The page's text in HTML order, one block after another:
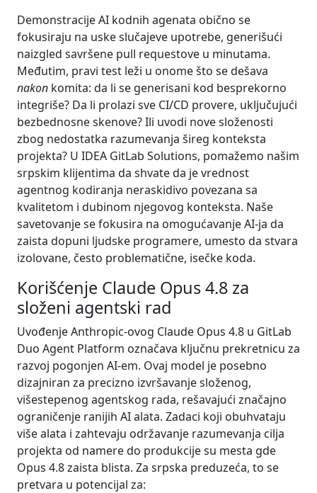
Demonstracije AI kodnih agenata obično se
fokusiraju na uske slučajeve upotrebe, generišući
naizgled savršene pull requestove u minutama.
Međutim, pravi test leži u onome što se dešava
nakon komita: da li se generisani kod besprekorno
integriše? Da li prolazi sve CI/CD provere, uključujući
bezbednosne skenove? Ili uvodi nove složenosti
zbog nedostatka razumevanja šireg konteksta
projekta? U IDEA GitLab Solutions, pomažemo našim
srpskim klijentima da shvate da je vrednost
agentnog kodiranja neraskidivo povezana sa
kvalitetom i dubinom njegovog konteksta. Naše
savetovanje se fokusira na omogućavanje AI-ja da
zaista dopuni ljudske programere, umesto da stvara
izolovane, često problematične, isečke koda.
Korišćenje Claude Opus 4.8 za
složeni agentski rad
Uvođenje Anthropic-ovog Claude Opus 4.8 u GitLab
Duo Agent Platform označava ključnu prekretnicu za
razvoj pogonjen AI-em. Ovaj model je posebno
dizajniran za precizno izvršavanje složenog,
višestepenog agentskog rada, rešavajući značajno
ograničenje ranijih AI alata. Zadaci koji obuhvataju
više alata i zahtevaju održavanje razumevanja cilja
projekta od namere do produkcije su mesta gde
Opus 4.8 zaista blista. Za srpska preduzeća, to se
pretvara u potencijal za: